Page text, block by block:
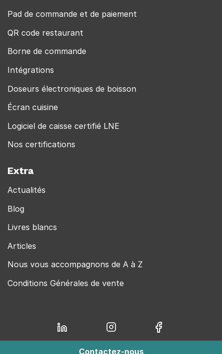
Pad de commande et de paiement
QR code restaurant
Borne de commande
Intégrations
Doseurs électroniques de boisson
Écran cuisine
Logiciel de caisse certifié LNE
Nos certifications
Extra
Actualités
Blog
Livres blancs
Articles
Nous vous accompagnons de A à Z
Conditions Générales de vente
Contactez-nous